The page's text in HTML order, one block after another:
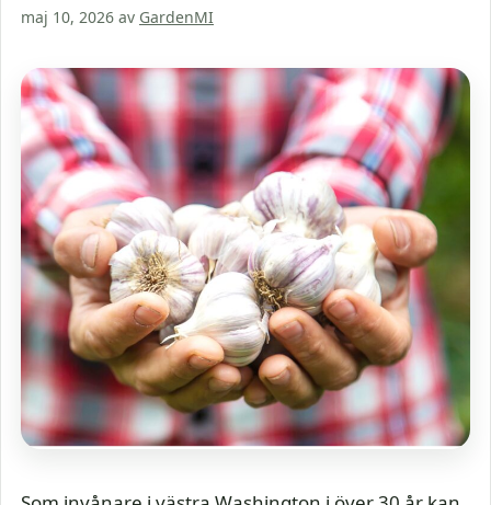
maj 10, 2026 av GardenMI